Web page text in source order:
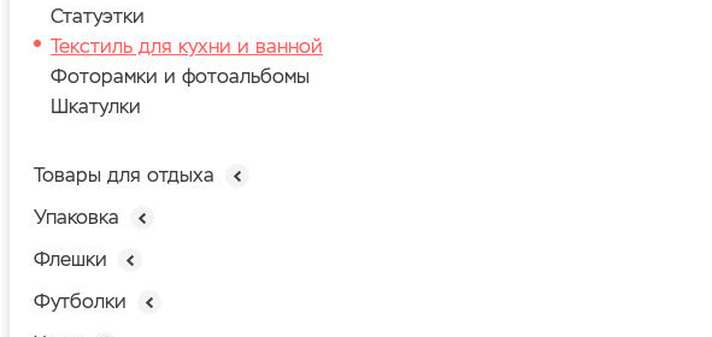
Статуэтки
Текстиль для кухни и ванной
Фоторамки и фотоальбомы
Шкатулки
Товары для отдыха
Упаковка
Флешки
Футболки